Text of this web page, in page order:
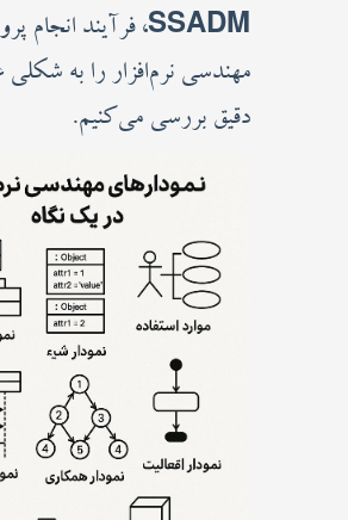
SSADM، فرآیند انجام
مهندسی نرم‌افزار را به شکلی
دقیق بررسی می‌کنیم.